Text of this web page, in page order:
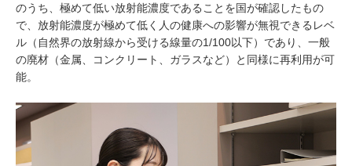
のうち、極めて低い放射能濃度であることを国が確認したもの
で、放射能濃度が極めて低く人の健康への影響が無視できるレベ
ル（自然界の放射線から受ける線量の1/100以下）であり、一般
の廃材（金属、コンクリート、ガラスなど）と同様に再利用が可
能。